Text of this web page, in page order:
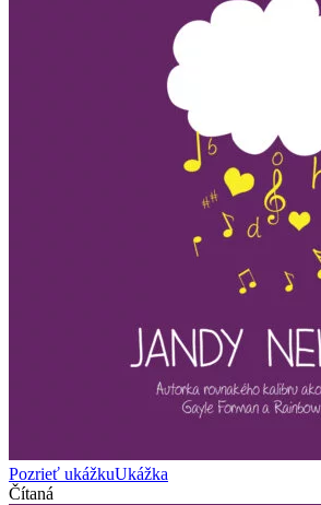
Pozrieť ukážkuUkážka
Čítaná